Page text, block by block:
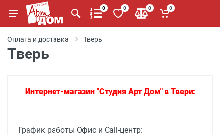
0 0 0 0
Оплата и доставка Тверь
Тверь
Интернет-магазин "Студия Арт Дом" в Твери:
График работы Офис и Call-центр: